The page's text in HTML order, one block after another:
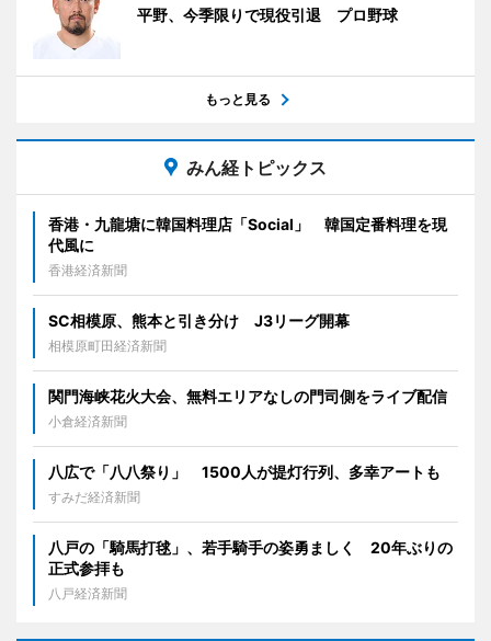
平野、今季限りで現役引退 プロ野球
もっと見る
みん経トピックス
香港・九龍塘に韓国料理店「Social」 韓国定番料理を現
代風に
香港経済新聞
SC相模原、熊本と引き分け J3リーグ開幕
相模原町田経済新聞
関門海峡花火大会、無料エリアなしの門司側をライブ配信
小倉経済新聞
八広で「八八祭り」 1500人が提灯行列、多幸アートも
すみだ経済新聞
八戸の「騎馬打毬」、若手騎手の姿勇ましく 20年ぶりの
正式参拝も
八戸経済新聞